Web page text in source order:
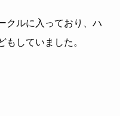
クルに入っており、ハ
もしていました。